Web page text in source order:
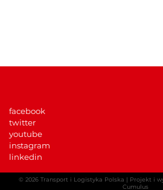
facebook
twitter
youtube
instagram
linkedin
© 2026 Transport i Logistyka Polska | Projekt i
Cumulus